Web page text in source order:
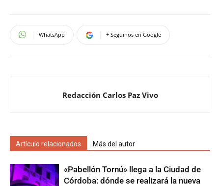
WhatsApp + Seguinos en Google
Redacción Carlos Paz Vivo
Artículo relacionados Más del autor
«Pabellón Tornú» llega a la Ciudad de
Córdoba: dónde se realizará la nueva